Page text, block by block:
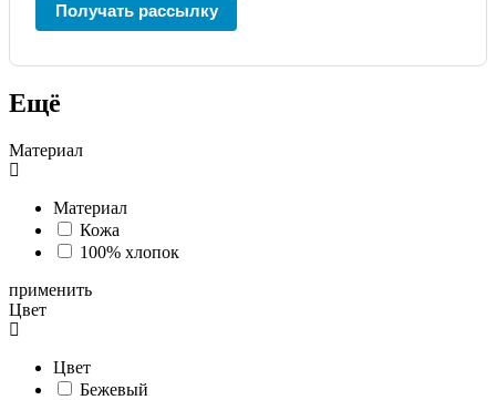
Получать рассылку
Ещё
Материал
Материал
Кожа
100% хлопок
применить
Цвет
Цвет
Бежевый